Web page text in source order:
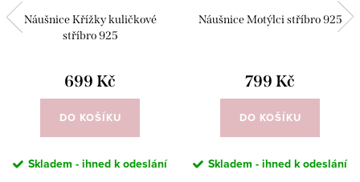
Náušnice Křížky kuličkové
stříbro 925
699 Kč
DO KOŠÍKU
Skladem - ihned k odeslání
Náušnice Motýlci stříbro 925
799 Kč
DO KOŠÍKU
Skladem - ihned k odeslání